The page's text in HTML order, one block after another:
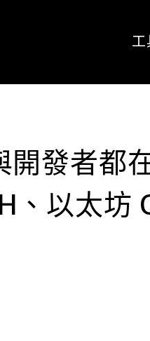
工
開發者都
、以太坊